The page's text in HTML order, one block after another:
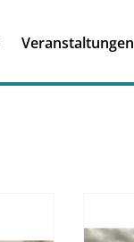
Veranstaltungen